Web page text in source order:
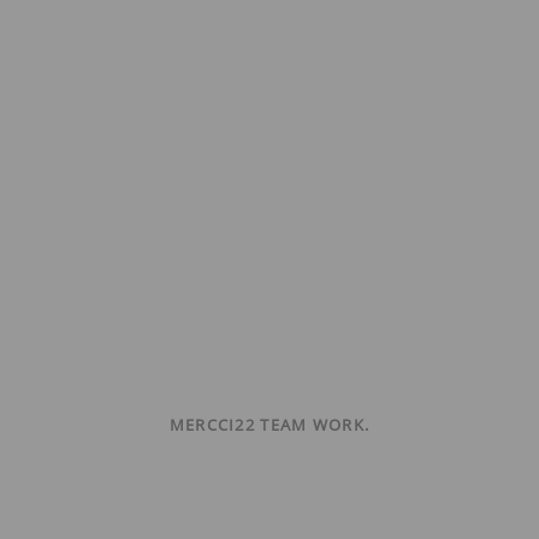
MERCCI22 TEAM WORK.